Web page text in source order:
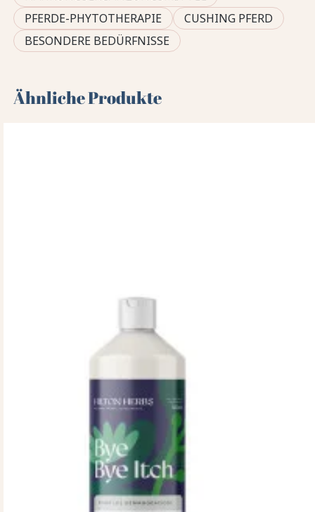
PFERDE-PHYTOTHERAPIE
CUSHING PFERD
BESONDERE BEDÜRFNISSE
Ähnliche Produkte